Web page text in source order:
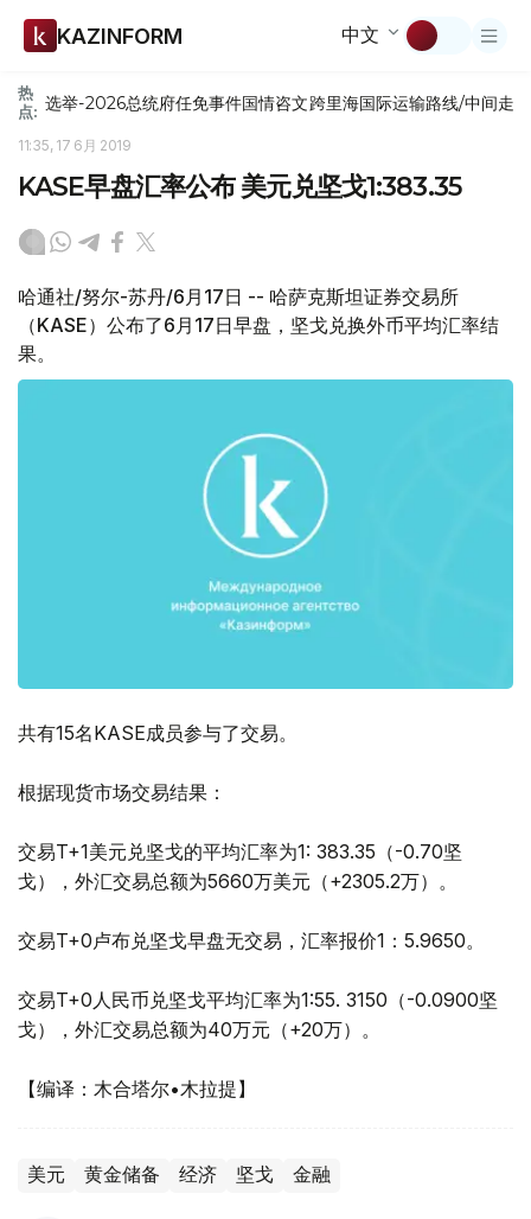
KAZINFORM 中文
热
点: 选举-2026总统府任免事件国情咨文跨里海国际运输路线/中间走廊
11:35, 17 6月 2019
KASE早盘汇率公布 美元兑坚戈1:383.35
哈通社/努尔-苏丹/6月17日 -- 哈萨克斯坦证券交易所
（KASE）公布了6月17日早盘，坚戈兑换外币平均汇率结
果。
共有15名KASE成员参与了交易。
根据现货市场交易结果：
交易T+1美元兑坚戈的平均汇率为1: 383.35（-0.70坚
戈），外汇交易总额为5660万美元（+2305.2万）。
交易T+0卢布兑坚戈早盘无交易，汇率报价1：5.9650。
交易T+0人民币兑坚戈平均汇率为1:55. 3150（-0.0900坚
戈），外汇交易总额为40万元（+20万）。
【编译：木合塔尔•木拉提】
美元 黄金储备 经济 坚戈 金融